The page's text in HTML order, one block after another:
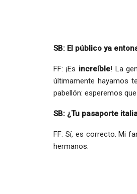
SB: El público ya
FF: ¡Es increíble! La
últimamente hayamos
pabellón: esperemos
SB: ¿Tu pasaporte
FF: Sí, es correcto. Mi
hermanos.